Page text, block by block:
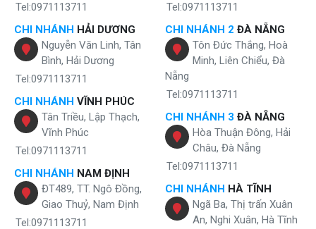
Tel:0971113711
CHI NHÁNH HẢI DƯƠNG
Nguyễn Văn Linh, Tân
Bình, Hải Dương
Tel:0971113711
CHI NHÁNH VĨNH PHÚC
Tân Triều, Lập Thạch,
Vĩnh Phúc
Tel:0971113711
CHI NHÁNH NAM ĐỊNH
ĐT489, TT. Ngô Đồng,
Giao Thuỷ, Nam Định
Tel:0971113711
Tel:0971113711
CHI NHÁNH 2 ĐÀ NẴNG
Tôn Đức Thắng, Hoà
Minh, Liên Chiểu, Đà
Nẵng
Tel:0971113711
CHI NHÁNH 3 ĐÀ NẴNG
Hòa Thuận Đông, Hải
Châu, Đà Nẵng
Tel:0971113711
CHI NHÁNH HÀ TĨNH
Ngã Ba, Thị trấn Xuân
An, Nghi Xuân, Hà Tĩnh